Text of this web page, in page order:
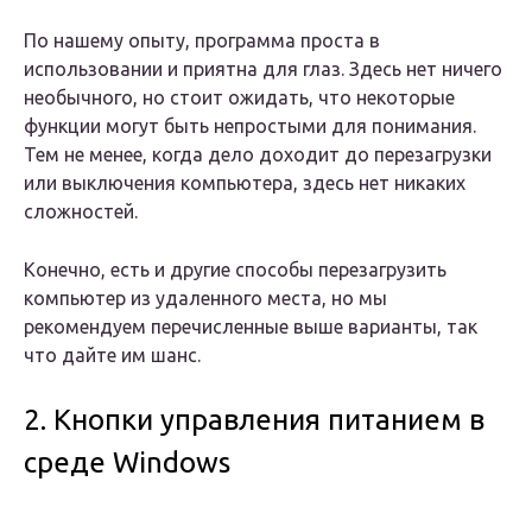
По нашему опыту, программа проста в
использовании и приятна для глаз. Здесь нет ничего
необычного, но стоит ожидать, что некоторые
функции могут быть непростыми для понимания.
Тем не менее, когда дело доходит до перезагрузки
или выключения компьютера, здесь нет никаких
сложностей.
Конечно, есть и другие способы перезагрузить
компьютер из удаленного места, но мы
рекомендуем перечисленные выше варианты, так
что дайте им шанс.
2. Кнопки управления питанием в
среде Windows